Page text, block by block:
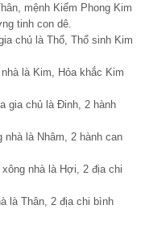
mệnh Kiếm Phong Kim
tinh con dê.
chủ là Thổ, Thổ sinh Kim
là Kim, Hỏa khắc Kim
gia chủ là Đinh, 2 hành
là Nhâm, 2 hành can
nhà là Hợi, 2 địa chi
là Thân, 2 địa chi bình